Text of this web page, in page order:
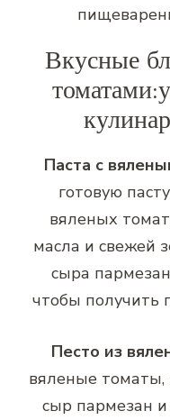
Вкусные
Паста с
готовую
вяленых
масла и свежей
сыра
чтобы получить
Песто из
вяленые томаты,
сыр пармезан